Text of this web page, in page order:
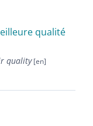
qualité
quality